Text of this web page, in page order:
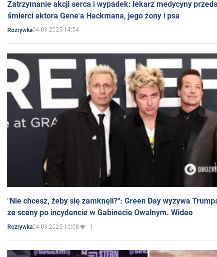
Zatrzymanie akcji serca i wypadek: lekarz medycyny
śmierci aktora Gene'a Hackmana, jego żony i psa
Rozrywka04.03.2025 14:54
"Nie chcesz, żeby się zamknęli?": Green Day wyzywa
ze sceny po incydencie w Gabinecie Owalnym. Wideo
Rozrywka04.03.2025 10:08 1